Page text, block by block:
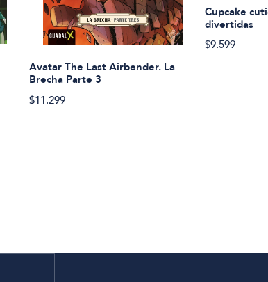
Avatar The Last Airbender. La
Brecha Parte 3
$11.299
Cupcake
divertidas
$9.599